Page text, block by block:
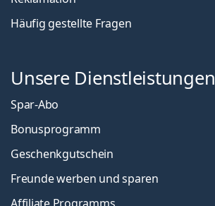
Häufig gestellte Fragen
Unsere Dienstleistungen
Spar-Abo
Bonusprogramm
Geschenkgutschein
Freunde werben und sparen